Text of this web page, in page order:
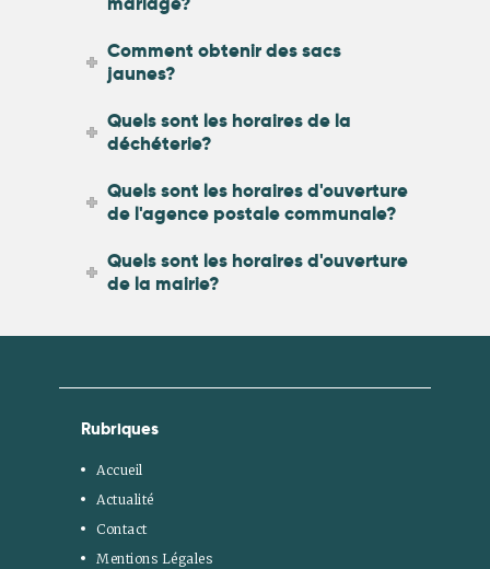
Comment obtenir des sacs
jaunes?
Quels sont les horaires de la
déchéterie?
Quels sont les horaires d'ouverture
de l'agence postale communale?
Quels sont les horaires d'ouverture
de la mairie?
Rubriques
Accueil
Actualité
Contact
Mentions Légales